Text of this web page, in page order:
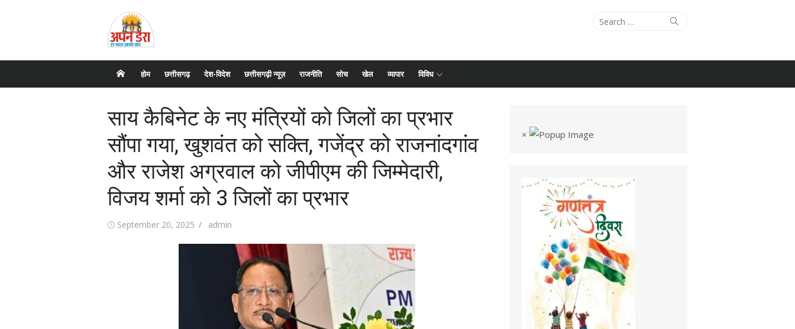
Search
Search
होम छत्तीसगढ़ देश-विदेश छत्तीसगढ़ी न्यूज़ राजनीति सोच खेल व्यापार विविध
साय कैबिनेट के नए मंत्रियों को जिलों का प्रभार
सौंपा गया, खुशवंत को सक्ति, गजेंद्र को राजनांदगांव
और राजेश अग्रवाल को जीपीएम की जिम्मेदारी,
विजय शर्मा को 3 जिलों का प्रभार
Posted
September 20, 2025 Author
admin
×